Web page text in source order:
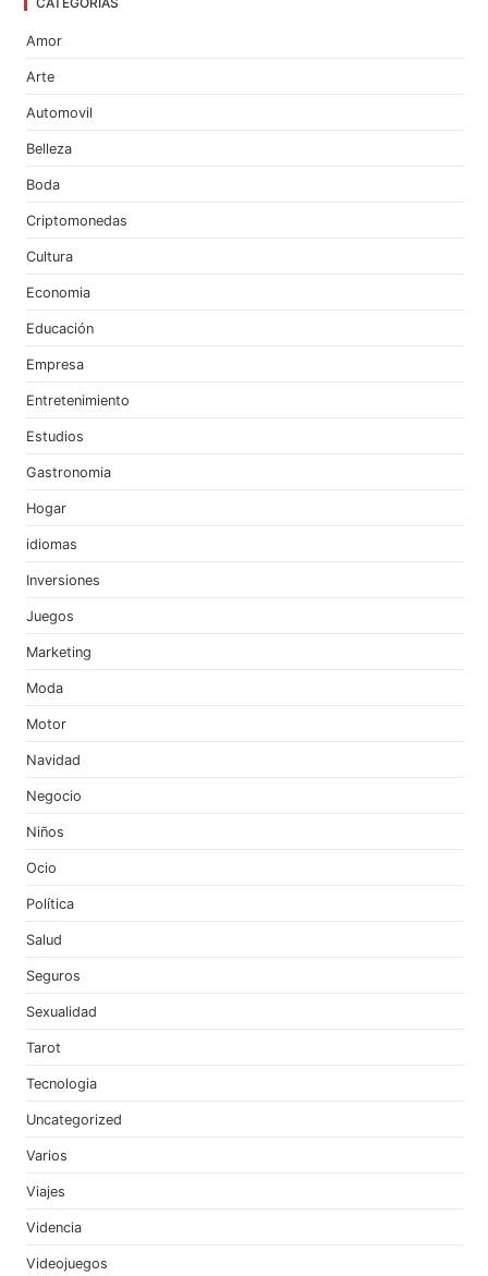
Amor
Arte
Automovil
Belleza
Boda
Criptomonedas
Cultura
Economia
Educación
Empresa
Entretenimiento
Estudios
Gastronomia
Hogar
idiomas
Inversiones
Juegos
Marketing
Moda
Motor
Navidad
Negocio
Niños
Ocio
Política
Salud
Seguros
Sexualidad
Tarot
Tecnologia
Uncategorized
Varios
Viajes
Videncia
Videojuegos